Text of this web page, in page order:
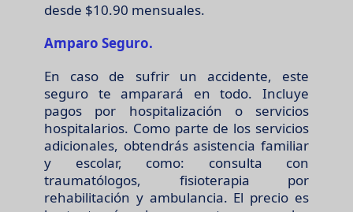
desde $10.90 mensuales.
Amparo Seguro.
En caso de sufrir un accidente, este
seguro te amparará en todo. Incluye
pagos por hospitalización o servicios
hospitalarios. Como parte de los servicios
adicionales, obtendrás asistencia familiar
y escolar, como: consulta con
traumatólogos, fisioterapia por
rehabilitación y ambulancia. El precio es